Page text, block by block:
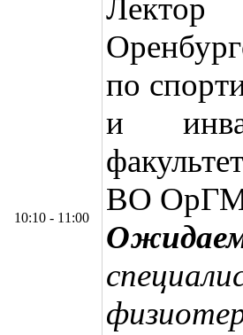
10:10 - 11:00
по
и
ВО